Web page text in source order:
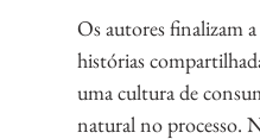
Os autores finalizam
histórias
uma cultura de
natural no processo.